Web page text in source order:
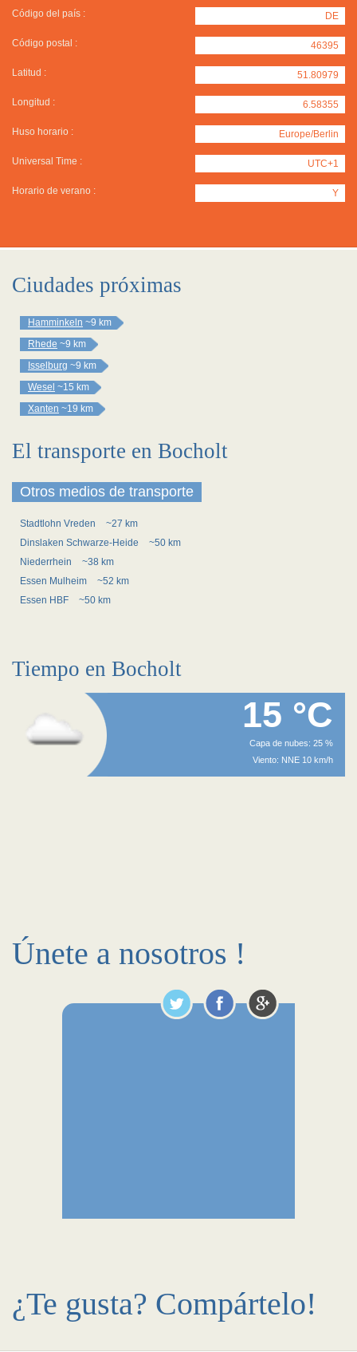
Código del país : DE
Código postal : 46395
Latitud : 51.80979
Longitud : 6.58355
Huso horario : Europe/Berlin
Universal Time : UTC+1
Horario de verano : Y
Ciudades próximas
Hamminkeln ~9 km
Rhede ~9 km
Isselburg ~9 km
Wesel ~15 km
Xanten ~19 km
El transporte en Bocholt
Otros medios de transporte
Stadtlohn Vreden
~27 km
Dinslaken Schwarze-Heide
~50 km
Niederrhein
~38 km
Essen Mulheim
~52 km
Essen HBF
~50 km
Tiempo en Bocholt
15 °C
Capa de nubes: 25 %
Viento: NNE 10 km/h
Únete a nosotros !
¿Te gusta? Compártelo!